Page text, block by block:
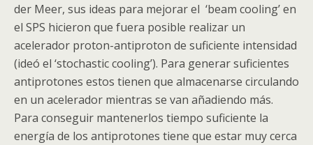
der Meer, sus ideas para mejorar el ‘beam cooling’ en
el SPS hicieron que fuera posible realizar un
acelerador proton-antiproton de suficiente intensidad
(ideó el ‘stochastic cooling’). Para generar suficientes
antiprotones estos tienen que almacenarse circulando
en un acelerador mientras se van añadiendo más.
Para conseguir mantenerlos tiempo suficiente la
energía de los antiprotones tiene que estar muy cerca